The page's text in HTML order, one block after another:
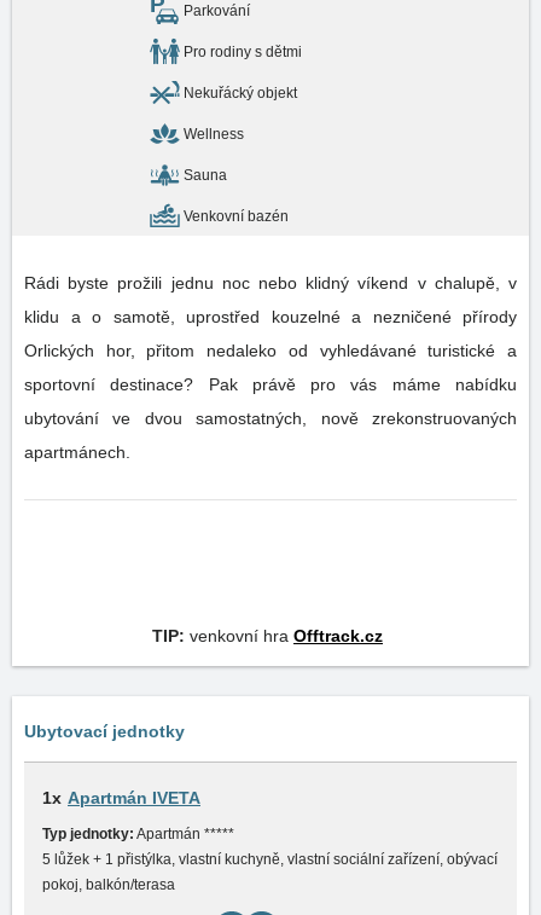
Parkování
Pro rodiny s dětmi
Nekuřácký objekt
Wellness
Sauna
Venkovní bazén
Rádi byste prožili jednu noc nebo klidný víkend v chalupě, v
klidu a o samotě, uprostřed kouzelné a nezničené přírody
Orlických hor, přitom nedaleko od vyhledávané turistické a
sportovní destinace? Pak právě pro vás máme nabídku
ubytování ve dvou samostatných, nově zrekonstruovaných
apartmánech.
TIP: venkovní hra Offtrack.cz
Ubytovací jednotky
1x Apartmán IVETA
Typ jednotky: Apartmán *****
5 lůžek + 1 přistýlka, vlastní kuchyně, vlastní sociální zařízení, obývací
pokoj, balkón/terasa